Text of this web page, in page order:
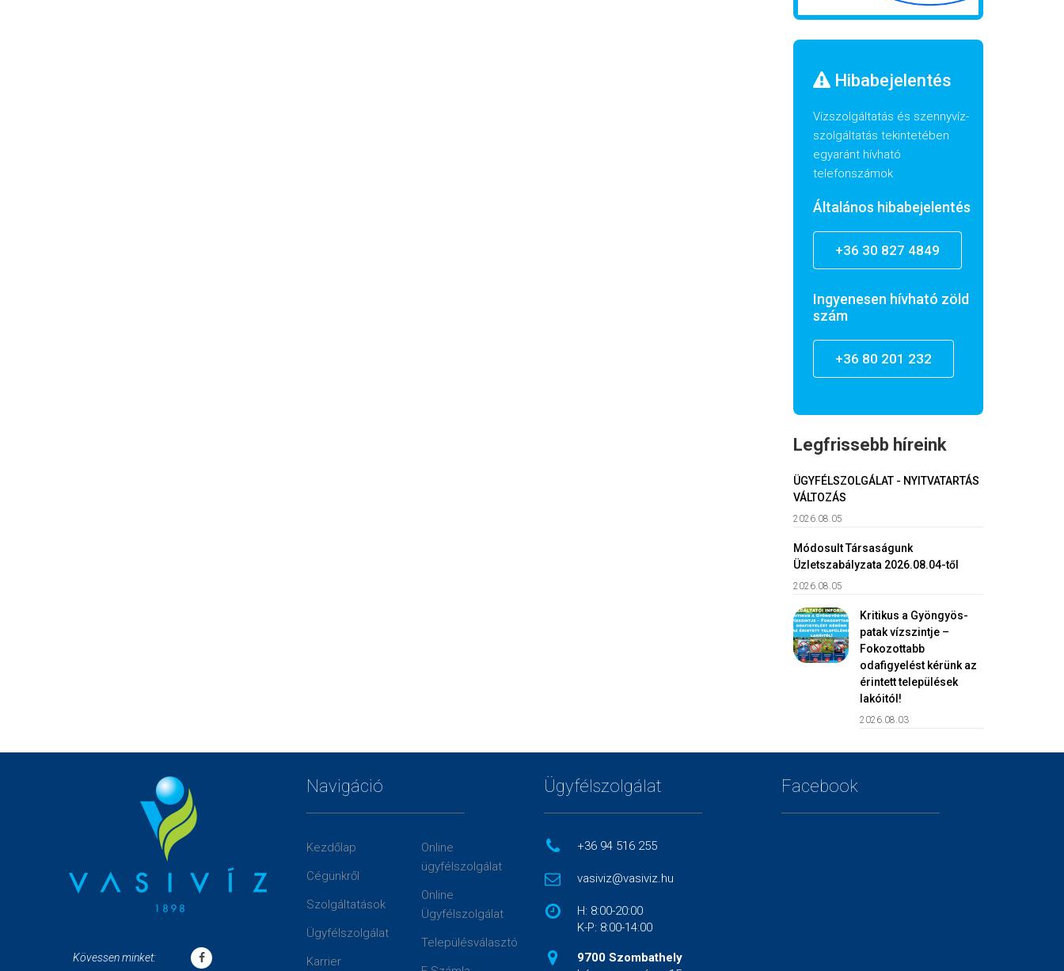
Hibabejelentés
Vízszolgáltatás és szennyvíz-
szolgáltatás tekintetében
egyaránt hívható
telefonszámok
Általános hibabejelentés
+36 30 827 4849
Ingyenesen hívható zöld
szám
+36 80 201 232
Legfrissebb híreink
ÜGYFÉLSZOLGÁLAT - NYITVATARTÁS
VÁLTOZÁS
2026.08.05
Módosult Társaságunk
Üzletszabályzata 2026.08.04-től
2026.08.05
Kritikus a Gyöngyös-
patak vízszintje –
Fokozottabb
odafigyelést kérünk az
érintett települések
lakóitól!
2026.08.03
Kövessen minket:
Navigáció
Kezdőlap
Cégünkről
Szolgáltatások
Ügyfélszolgálat
Karrier
Online
ügyfélszolgálat
Online
Ügyfélszolgálat
Településválasztó
Ügyfélszolgálat
+36 94 516 255
vasiviz@vasiviz.hu
H: 8:00-20:00
K-P: 8:00-14:00
9700 Szombathely
Facebook